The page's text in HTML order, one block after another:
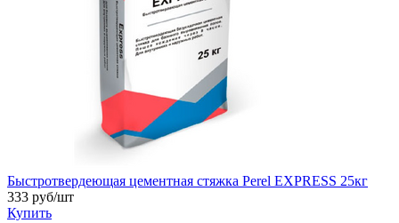
Быстротвердеющая цементная стяжка Perel EXPRESS 25кг
333 руб/шт
Купить